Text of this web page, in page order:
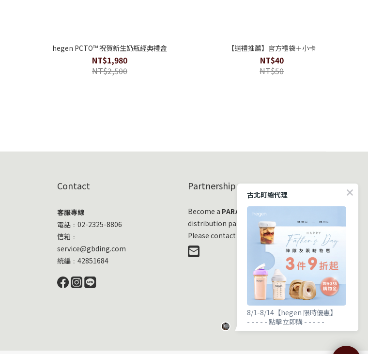
hegen PCTO™ 祝賀新生奶瓶經典禮盒
NT$1,980
NT$2,500
【送禮推薦】官方禮袋＋小卡
NT$40
NT$50
Contact
客服專線
電話﹕02-2325-8806
信箱﹕
service@gbding.com
統編﹕42851684
Partnership
Become a PARASOL
distribution partner
Please contact us at any time!
古北町總代理
8/1-8/14【hegen 限時優惠】
- - - - - 點擊立即購 - - - - -